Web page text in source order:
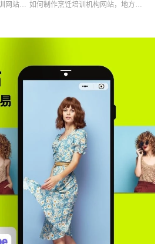
如何制作冬季训练营培训网站，学生拓展训练网站搭建全攻略教程 如何制作烹饪培训机构网站，地方小吃培训学校网站搭建全攻略教程